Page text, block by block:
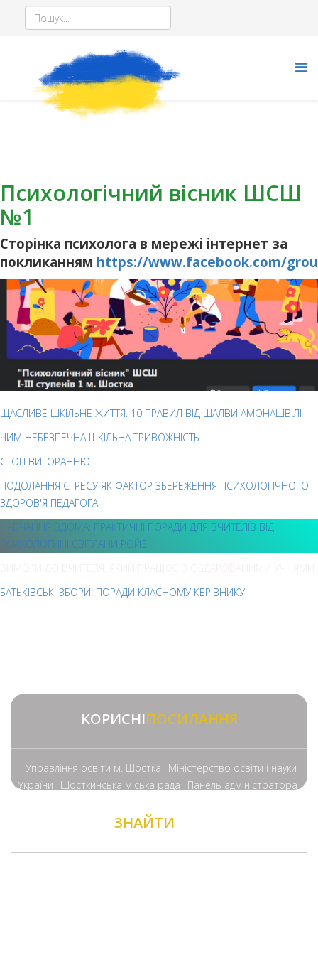
Психологічний вісник ШСШ
№1
Сторінка психолога в мережі інтернет за
покликанням https://www.facebook.com/
ЩАСЛИВЕ ШКІЛЬНЕ ЖИТТЯ. 10 ПРАВИЛ ВІД ШАЛВИ АМОНАШВІЛІ
ЧИМ НЕБЕЗПЕЧНА ШКІЛЬНА ТРИВОЖНІСТЬ
СТОП ВИГОРАННЮ
ПОДОЛАННЯ СТРЕСУ ЯК ФАКТОР ЗБЕРЕЖЕННЯ ПСИХОЛОГІЧНОГО
ЗДОРОВ'Я ПЕДАГОГА
НАВЧАННЯ ВДОМА: ПРАКТИЧНІ ПОРАДИ ДЛЯ ВЧИТЕЛІВ ВІД
ПСИХОЛОГИНІ СВІТЛАНИ РОЙЗ
БАТЬКІВСЬКІ ЗБОРИ: ПОРАДИ КЛАСНОМУ КЕРІВНИКУ
КОРИСНІПОСИЛАННЯ
Управління освіти м. Шостка
Міністерство освіти і науки
України
Шосткинська міська рада Панель адміністратора
ЗНАЙТИ